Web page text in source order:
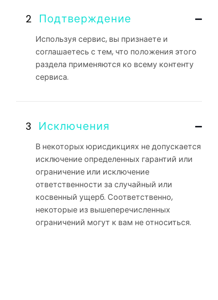
Подтверждение
Используя сервис, вы признаете и
соглашаетесь с тем, что положения этого
раздела применяются ко всему контенту
сервиса.
Исключения
В некоторых юрисдикциях не допускается
исключение определенных гарантий или
ограничение или исключение
ответственности за случайный или
косвенный ущерб. Соответственно,
некоторые из вышеперечисленных
ограничений могут к вам не относиться.